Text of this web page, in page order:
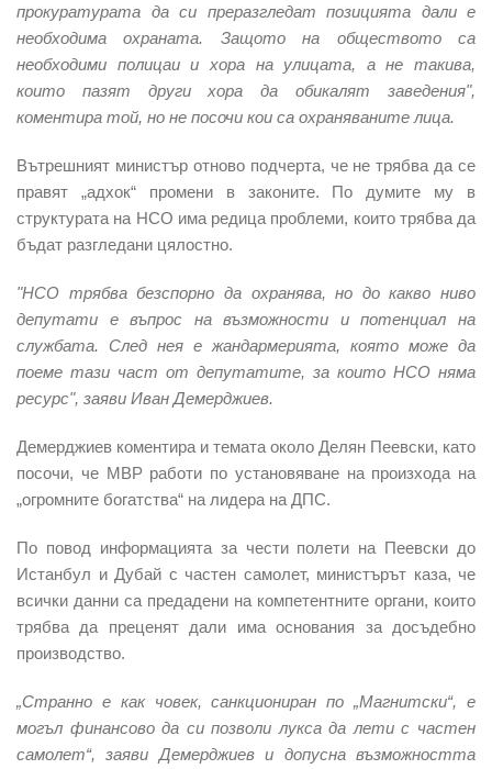
прокуратурата да си преразгледат позицията дали е
необходима охраната. Защото на обществото са
необходими полицаи и хора на улицата, а не такива,
които пазят други хора да обикалят заведения",
коментира той, но не посочи кои са охраняваните лица.
Вътрешният министър отново подчерта, че не трябва да се
правят „адхок“ промени в законите. По думите му в
структурата на НСО има редица проблеми, които трябва да
бъдат разгледани цялостно.
"НСО трябва безспорно да охранява, но до какво ниво
депутати е въпрос на възможности и потенциал на
службата. След нея е жандармерията, която може да
поеме тази част от депутатите, за които НСО няма
ресурс", заяви Иван Демерджиев.
Демерджиев коментира и темата около Делян Пеевски, като
посочи, че МВР работи по установяване на произхода на
„огромните богатства“ на лидера на ДПС.
По повод информацията за чести полети на Пеевски до
Истанбул и Дубай с частен самолет, министърът каза, че
всички данни са предадени на компетентните органи, които
трябва да преценят дали има основания за досъдебно
производство.
„Странно е как човек, санкциониран по „Магнитски“, е
могъл финансово да си позволи лукса да лети с частен
самолет“, заяви Демерджиев и допусна възможността